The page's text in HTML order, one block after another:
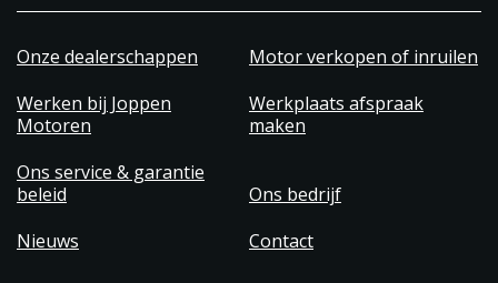
Onze dealerschappen
Motor verkopen of inruilen
Werken bij Joppen
Motoren
Werkplaats afspraak
maken
Ons service & garantie
beleid
Ons bedrijf
Nieuws
Contact